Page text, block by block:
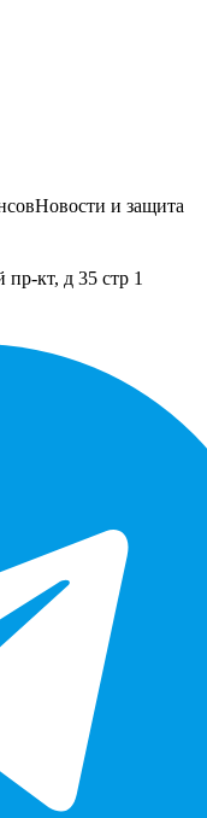
Новости и защита
кт, д 35 стр 1